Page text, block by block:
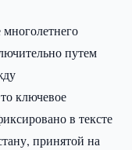
путем
ключевое
в тексте
принятой на